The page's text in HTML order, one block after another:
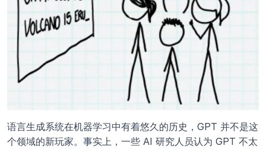
语言生成系统在机器学习中有着悠久的历史，GPT 并不是这
个领域的新玩家。事实上，一些 AI 研究人员认为 GPT 不太